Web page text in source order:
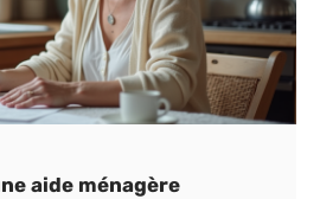
aide ménagère